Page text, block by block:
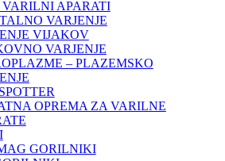
APARATI
VARJENJE
VIJAKOV
VARJENJE
– PLAZEMSKO
OPREMA ZA VARILNE
GORILNIKI